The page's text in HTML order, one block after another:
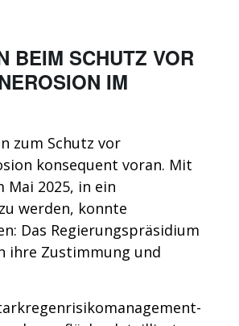
BEIM SCHUTZ VOR
IM
zum Schutz vor
konsequent voran. Mit
2025, in ein
werden, konnte
Das Regierungspräsidium
ihre Zustimmung und